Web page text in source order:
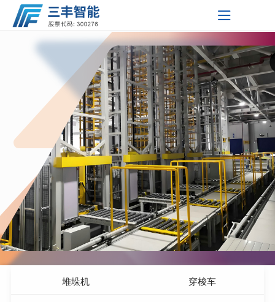
关于我们
我们公司
我们的社区
未来发展
招聘简章
用人理念
三丰智
能装备
集团
证券代
码：
300276
总部位于
中国现代
工业的摇
篮
——湖北
省黄石市
立即探索
行小车
输送系
双轨自
行小车
摩擦输
送系统
地面链
式输送
系统
自动引
导车输
送系统
辊道输
送系统
滑板输
送系统
Pick-Up
输送系
AD物料
自动化
仓储系
堆垛机
穿梭车
输送机
提升机
信息管
理系统
智能停
车系统
PSH升
降横移
类
PSH-2
两层升
降横移
类
PSH-6
六层升
降横移
类
俯仰式
简易升
降类停
车设备
PJS-3
简易升
降类
PPY 平
面移动
类
工业自
动控制
系统
KYN28-
12 型铠
装式交
流金属
封闭开
关设备
XGN2-
12箱式
固定交
流金属
封闭开
关设备
MNS低
压抽出
式开关
柜
GGD型
交流低
压配电
柜
GDF固
定分隔
式低压
开关柜
智能精
准焊接
设备
柔性分
拼随行
台车
柔性总
拼系统
工业移
动机器
人
举升装
配型工
业移动
机器人
双车联
动底盘
装配工
业移动
机器人
激光导
引工业
移动机
器人
激光
SLAM导
航工业
移动机
器人
潜入型
工业移
动机器
人
移载型
工业移
动机器
人
研发中心
技术中心
三丰智
能支持
获取解决
技术挑战
的知识和
帮助
了解有关
三丰智能
的更多信
息
公司新闻
公司公告
投资者关系
互动平台
三丰新
闻资讯
三丰智能
将聚焦智
能制造的
新时代,
快速获得
企业最新
动态
探索更多
友情链接
三丰智能装
备集团股份
有限公司
湖北三丰智
能装备有限
湖北三丰小
松物流技术
有限公司
黄石久丰智
能机电有限
公司
湖北三丰机
器人有限公
司
湖北三扬石
化有限公司
慧昇半导体
（黄石）有
限公司
上海鑫燕隆
汽车装备制
友情链
接 Link
以子公司
为支点形
成覆盖全
国的研
发、生产
与服务网
络，为客
户提供本
地化支持
探索更多
堆垛机
穿梭车